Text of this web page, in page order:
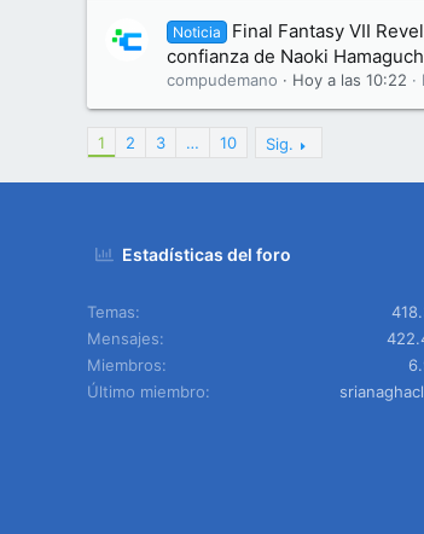
Noticia
Final Fantasy VII
confianza de Naoki
compudemano Hoy a las 10:22
1 2 3 … 10 Sig.
Estadísticas del foro
Temas
Mensajes
Miembros
Último miembro